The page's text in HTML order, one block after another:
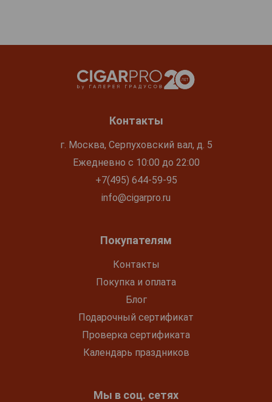
Контакты
г. Москва, Серпуховский вал, д. 5
Ежедневно с 10:00 до 22:00
+7(495) 644-59-95
info@cigarpro.ru
Покупателям
Контакты
Покупка и оплата
Блог
Подарочный сертификат
Проверка сертификата
Календарь праздников
Мы в соц. сетях